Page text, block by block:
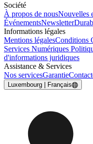
Société
À propos de nousNouvelles
ÉvénementsNewsletter
Informations légales
Mentions légalesConditions
Services Numériques
d'informations juridiques
Assistance & Services
Nos servicesGarantie
Luxembourg | Français